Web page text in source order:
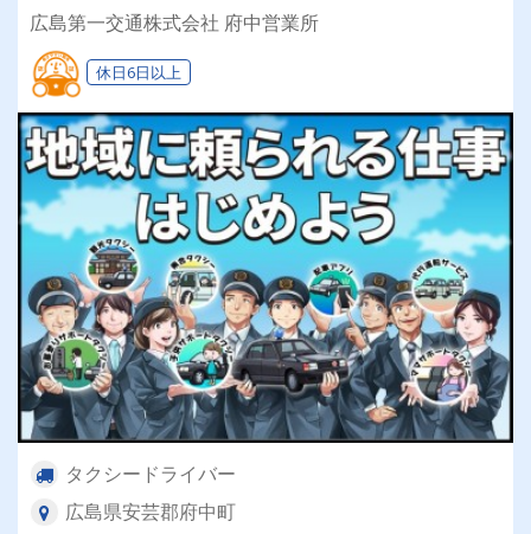
広島第一交通株式会社 府中営業所
休日6日以上
タクシードライバー
広島県安芸郡府中町